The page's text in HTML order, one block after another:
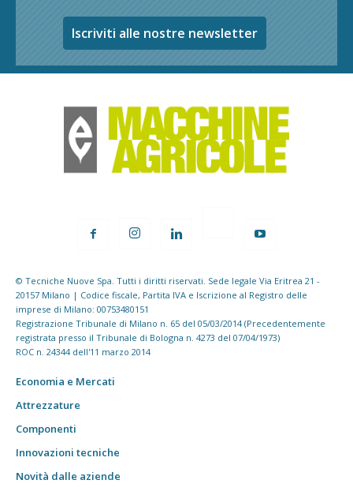
Iscriviti alle nostre newsletter
© Tecniche Nuove Spa. Tutti i diritti riservati. Sede legale Via Eritrea 21 -
20157 Milano | Codice fiscale, Partita IVA e Iscrizione al Registro delle
imprese di Milano: 00753480151
Registrazione Tribunale di Milano n. 65 del 05/03/2014 (Precedentemente
registrata presso il Tribunale di Bologna n. 4273 del 07/04/1973)
ROC n. 24344 dell'11 marzo 2014
Economia e Mercati
Attrezzature
Componenti
Innovazioni tecniche
Novità dalle aziende